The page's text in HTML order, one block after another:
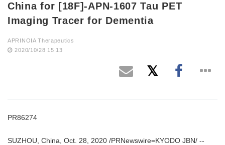
China for [18F]-APN-1607 Tau PET
Imaging Tracer for Dementia
APRINOIA Therapeutics
2020/10/28 15:13
PR86274
SUZHOU, China, Oct. 28, 2020 /PRNewswire=KYODO JBN/ --